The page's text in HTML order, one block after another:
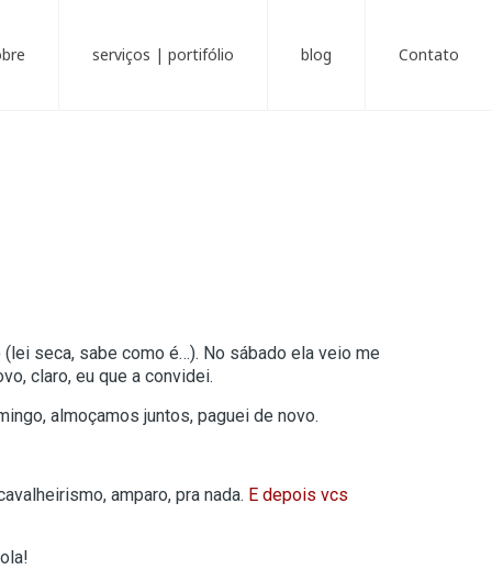
serviços | portifólio blog Contato
seca, sabe como é…). No sábado ela veio me
claro, eu que a convidei.
almoçamos juntos, paguei de novo.
amparo, pra nada. E depois vcs